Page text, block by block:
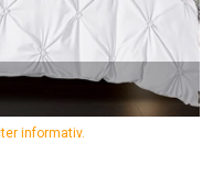
informativ.